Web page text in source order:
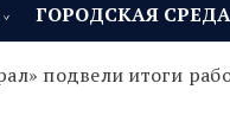
ГОРОДСКАЯ СРЕДА
подвели итоги